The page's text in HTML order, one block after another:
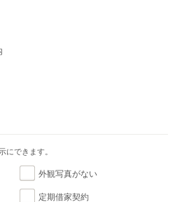
にできます。
外観写真がない
定期借家契約